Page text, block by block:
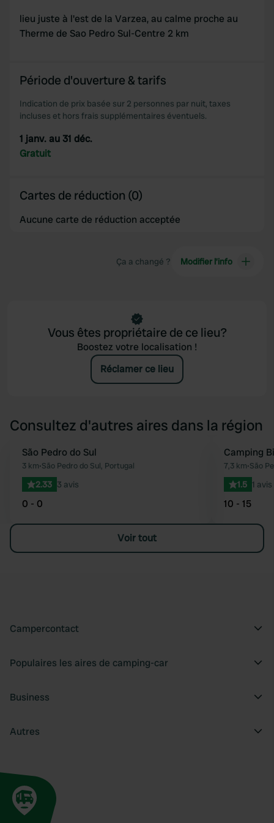
lieu juste à l'est de la Varzea, au calme proche au
Therme de Sao Pedro Sul-Centre 2 km
Période d'ouverture & tarifs
Indication de prix basée sur 2 personnes par nuit, taxes
incluses et hors frais supplémentaires éventuels.
1 janv. au 31 déc.
Gratuit
Cartes de réduction (0)
Aucune carte de réduction acceptée
Ça a changé ? Modifier l’info
Vous êtes propriétaire de ce lieu?
Boostez votre localisation !
Réclamer ce lieu
Consultez d'autres aires dans la région
Préféré
São Pedro do Sul
3 km•São Pedro do Sul, Portugal
2.33 3 avis
0 - 0
Camping
7,3 km•São
1.5 1 avis
10 - 15
Voir tout
Campercontact
Populaires les aires de camping-car
Business
Autres